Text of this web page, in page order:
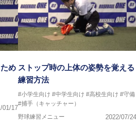
め
01/17
ストップ時の上体の姿勢を覚える
練習方法
#小学生向け #中学生向け #高校生向け #守備
#捕手（キャッチャー）
野球練習メニュー
2022/07/24